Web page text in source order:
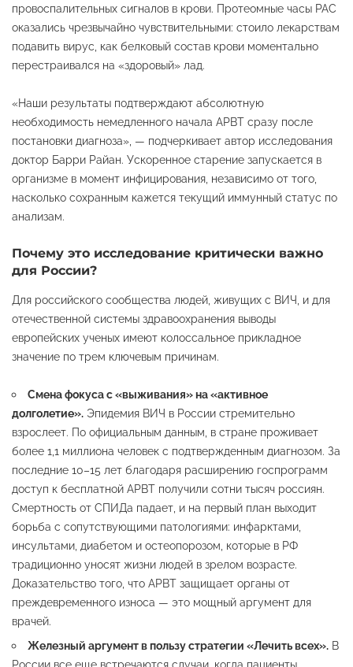
провоспалительных сигналов в крови. Протеомные часы PAC
оказались чрезвычайно чувствительными: стоило лекарствам
подавить вирус, как белковый состав крови моментально
перестраивался на «здоровый» лад.
«Наши результаты подтверждают абсолютную
необходимость немедленного начала АРВТ сразу после
постановки диагноза», — подчеркивает автор исследования
доктор Барри Райан. Ускоренное старение запускается в
организме в момент инфицирования, независимо от того,
насколько сохранным кажется текущий иммунный статус по
анализам.
Почему это исследование критически важно
для России?
Для российского сообщества людей, живущих с ВИЧ, и для
отечественной системы здравоохранения выводы
европейских ученых имеют колоссальное прикладное
значение по трем ключевым причинам.
Смена фокуса с «выживания» на «активное
долголетие». Эпидемия ВИЧ в России стремительно
взрослеет. По официальным данным, в стране проживает
более 1,1 миллиона человек с подтвержденным диагнозом. За
последние 10–15 лет благодаря расширению госпрограмм
доступ к бесплатной АРВТ получили сотни тысяч россиян.
Смертность от СПИДа падает, и на первый план выходит
борьба с сопутствующими патологиями: инфарктами,
инсультами, диабетом и остеопорозом, которые в РФ
традиционно уносят жизни людей в зрелом возрасте.
Доказательство того, что АРВТ защищает органы от
преждевременного износа — это мощный аргумент для
врачей.
Железный аргумент в пользу стратегии «Лечить всех». В